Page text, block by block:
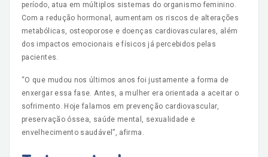
período, atua em múltiplos sistemas do organismo feminino.
Com a redução hormonal, aumentam os riscos de alterações
metabólicas, osteoporose e doenças cardiovasculares, além
dos impactos emocionais e físicos já percebidos pelas
pacientes.
“O que mudou nos últimos anos foi justamente a forma de
enxergar essa fase. Antes, a mulher era orientada a aceitar o
sofrimento. Hoje falamos em prevenção cardiovascular,
preservação óssea, saúde mental, sexualidade e
envelhecimento saudável”, afirma.